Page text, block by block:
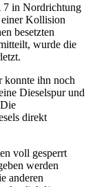
7 in Nordrichtung
Kollision
besetzten
wurde die
konnte ihn noch
Dieselspur und
direkt
voll gesperrt
werden
anderen